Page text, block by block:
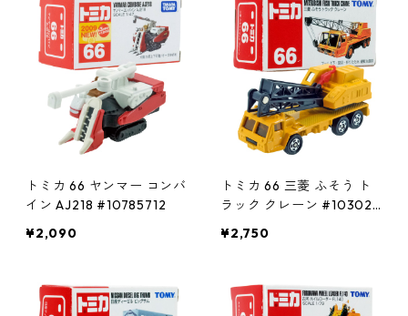
トミカ 66 ヤンマー コンバ
イン AJ218 #10785712
¥2,090
トミカ 66 三菱 ふそう ト
ラック クレーン #103029
¥2,750